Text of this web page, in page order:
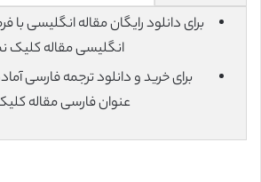
انگلیسی مقاله کلیک
برای خرید و دانلود ترجمه فارسی
عنوان فارسی مقاله